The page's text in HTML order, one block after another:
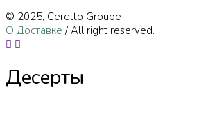
© 2025, Сeretto Groupe
О Доставке / All right reserved.
Десерты